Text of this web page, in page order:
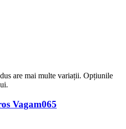
are mai multe variații. Opțiunile
Vagam065